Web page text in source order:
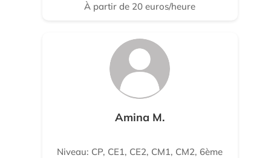
À partir de 20 euros/heure
Amina M.
Niveau: CP, CE1, CE2, CM1, CM2, 6ème